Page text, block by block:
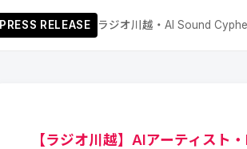
PRESS RELEASE ラジオ川越・AI Sound
【ラジオ川越】AIアーティスト